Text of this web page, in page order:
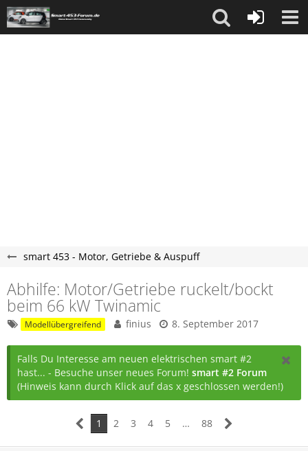
smart 453 - Motor, Getriebe & Auspuff
Abhilfe: Motor/Getriebe ruckelt/bockt
beim 66 kW Twinamic
Modellübergreifend finius 8. September 2017
Falls Du Interesse am neuen elektrischen smart #2
hast... - Besuche unser neues Forum! smart #2 Forum
(Hinweis kann durch Klick auf das x geschlossen werden!)
1 2 3 4 5 … 88